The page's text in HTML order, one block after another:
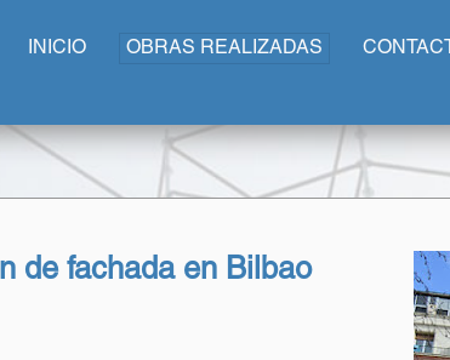
INICIO OBRAS REALIZADAS
de fachada en Bilbao